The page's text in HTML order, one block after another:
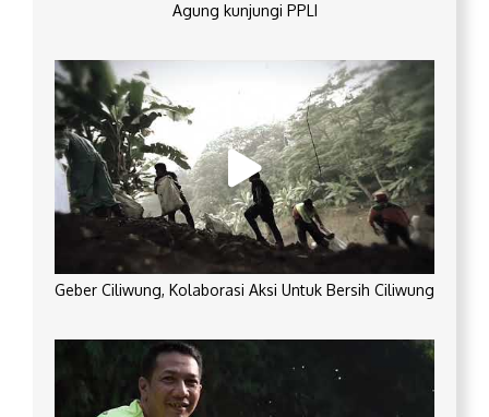
Agung kunjungi PPLI
Geber Ciliwung, Kolaborasi Aksi Untuk Bersih Ciliwung